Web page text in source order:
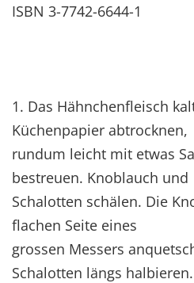
ISBN 3-7742-6644-1
1. Das Hähnchenfleisch
Küchenpapier abtrocknen,
rundum leicht mit etwas
bestreuen. Knoblauch und
Schalotten schälen. Die
flachen Seite eines
grossen Messers
Schalotten längs halbieren.